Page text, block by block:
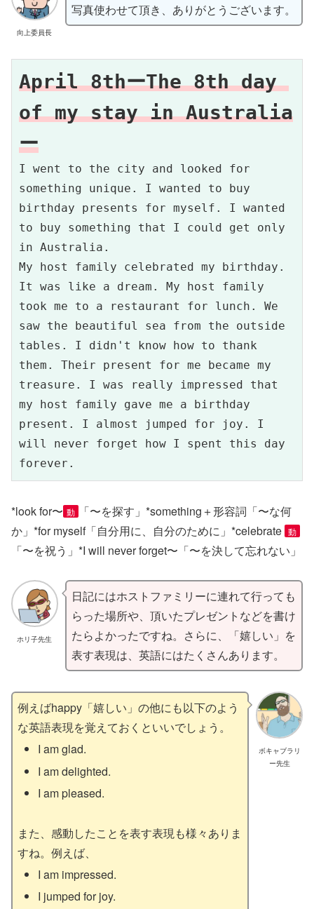
向上委員長
写真使わせて頂き、ありがとうございます。
April 8thーThe 8th day
of my stay in Australia
ー
I went to the city and looked for
something unique. I wanted to buy
birthday presents for myself. I wanted
to buy something that I could get only
in Australia.
My host family celebrated my birthday.
It was like a dream. My host family
took me to a restaurant for lunch. We
saw the beautiful sea from the outside
tables. I didn't know how to thank
them. Their present for me became my
treasure. I was really impressed that
my host family gave me a birthday
present. I almost jumped for joy. I
will never forget how I spent this day
forever.
*look for〜 動
「〜を探す」*something＋形容詞「〜な何
か」*for myself「自分用に、自分のために」*celebrate 動
「〜を祝う」*I will never forget〜「〜を決して忘れない」
ホリ子先生
日記にはホストファミリーに連れて行っても
らった場所や、頂いたプレゼントなどを書け
たらよかったですね。さらに、「嬉しい」を
表す表現は、英語にはたくさんあります。
ボキャブラリ
ー先生
例えばhappy「嬉しい」の他にも以下のよう
な英語表現を覚えておくといいでしょう。
I am glad.
I am delighted.
I am pleased.
また、感動したことを表す表現も様々ありま
すね。例えば、
I am impressed.
I jumped for joy.